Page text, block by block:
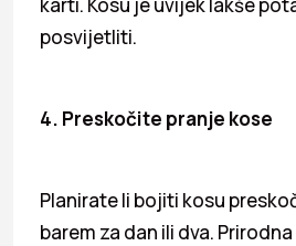
posvijetliti.
4. Preskočite pranje kose
Planirate li bojiti kosu
barem za dan ili dva.